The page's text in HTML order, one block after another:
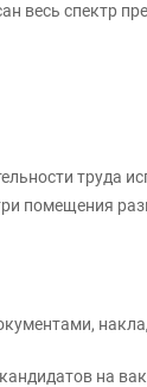
весь спектр
труда
помещения
кандидатов на